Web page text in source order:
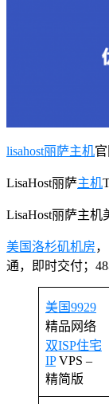
lisahost丽萨主机官
LisaHost丽萨主机
LisaHost丽萨主机
美国洛杉矶机房
通，即时交付；
美国9929
精品网络
双ISP住宅
IPVPS –
精简版